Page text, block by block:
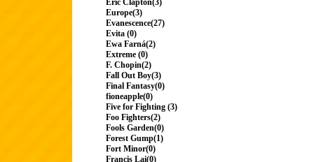
Eric Clapton(3)
Europe(3)
Evanescence(27)
Evita (0)
Ewa Farná(2)
Extreme (0)
F. Chopin(2)
Fall Out Boy(3)
Final Fantasy(0)
fioneapple(0)
Five for Fighting (3)
Foo Fighters(2)
Fools Garden(0)
Forest Gump(1)
Fort Minor(0)
Francis Lai(0)